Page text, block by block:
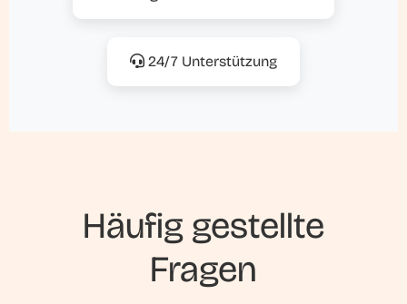
24/7 Unterstützung
Häufig gestellte
Fragen